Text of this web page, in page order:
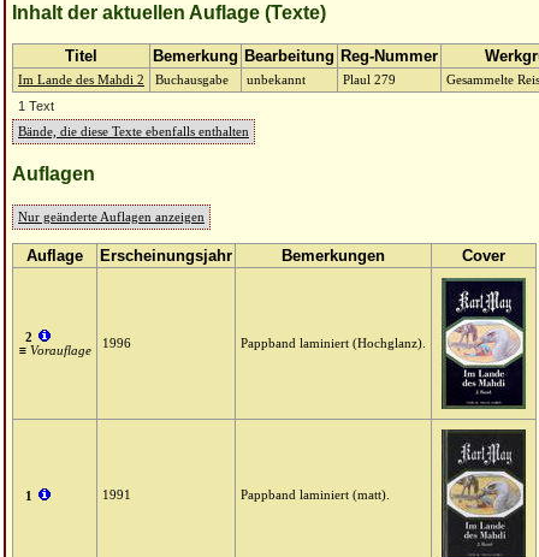
Inhalt der aktuellen Auflage (Texte)
Titel Bemerkung Bearbeitung Reg-Nummer
Im Lande des Mahdi 2 Buchausgabe unbekannt Plaul 279 Gesammelte
1 Text
Bände, die diese Texte ebenfalls enthalten
Auflagen
Nur geänderte Auflagen anzeigen
Auflage Erscheinungsjahr Bemerkungen Cover
2
≡ Vorauflage
1996 Pappband laminiert (Hochglanz).
1 1991 Pappband laminiert (matt).